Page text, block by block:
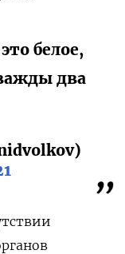
белое,
два